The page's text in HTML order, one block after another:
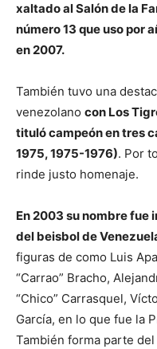
xaltado al Salón de la
número 13 que uso por
en 2007.
También tuvo una
venezolano con Los
tituló campeón en tres
1975, 1975-1976). Por
rinde justo homenaje.
En 2003 su nombre fue
del beisbol de
figuras de como Luis
“Carrao” Bracho,
“Chico” Carrasquel,
García, en lo que fue la
También forma parte